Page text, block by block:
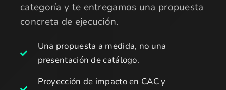
categoría y te entregamos una propuesta
concreta de ejecución.
Una propuesta a medida, no una
presentación de catálogo.
Proyección de impacto en CAC y